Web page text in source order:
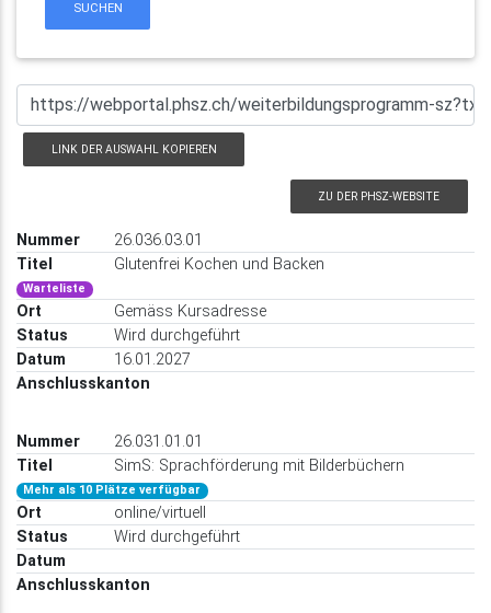
SUCHEN
LINK DER AUSWAHL KOPIEREN
ZU DER PHSZ-WEBSITE
26.036.03.01
Glutenfrei Kochen und Backen
Warteliste
Gemäss Kursadresse
Wird durchgeführt
16.01.2027
26.031.01.01
SimS: Sprachförderung mit Bilderbüchern
Mehr als 10 Plätze verfügbar
online/virtuell
Wird durchgeführt